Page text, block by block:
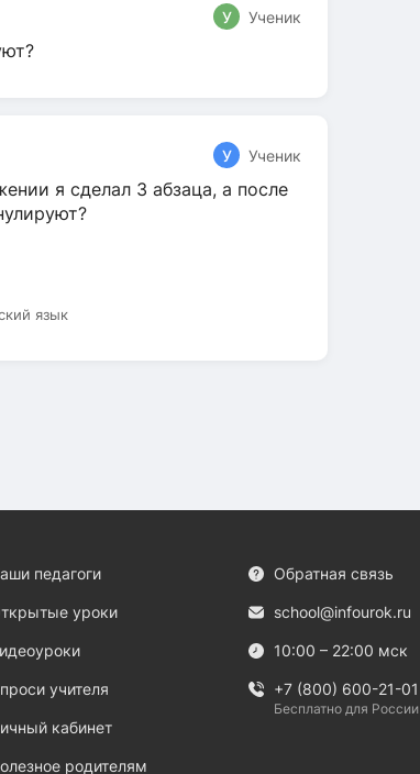
У Ученик
У Ученик
я сделал 3 абзаца, а после
язык
педагоги
уроки
учителя
кабинет
родителям
Обратная связь
school@infourok.ru
10:00 – 22:00 мск
+7 (800) 600-21-01
Бесплатно для России